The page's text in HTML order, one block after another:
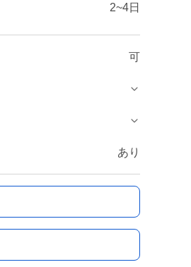
2~4日
可
あり